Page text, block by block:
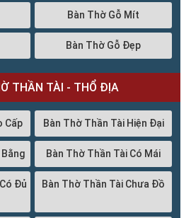
Bàn Thờ Gỗ Mít
Bàn Thờ Gỗ Đẹp
THẦN TÀI - THỔ ĐỊA
Cấp Bàn Thờ Thần Tài Hiện Đại
Bàn Thờ Thần Tài Có Mái
Đủ
Bàn Thờ Thần Tài Chưa Đồ